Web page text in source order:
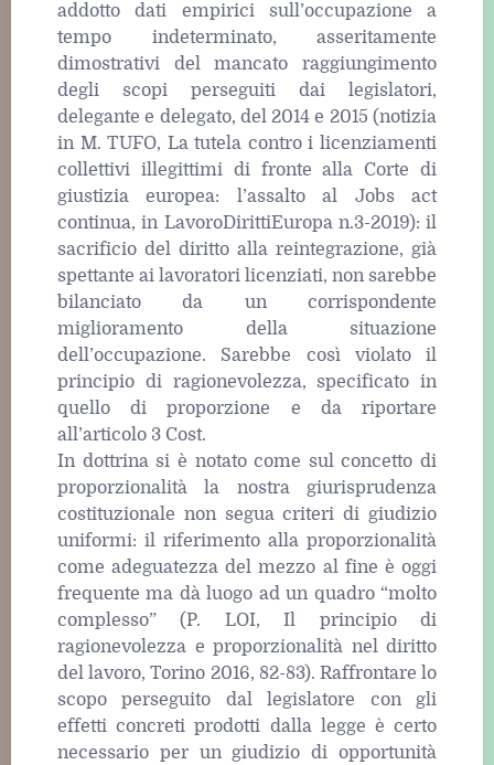
addotto dati empirici sull’occupazione a
tempo indeterminato, asseritamente
dimostrativi del mancato raggiungimento
degli scopi perseguiti dai legislatori,
delegante e delegato, del 2014 e 2015 (notizia
in M. TUFO, La tutela contro i licenziamenti
collettivi illegittimi di fronte alla Corte di
giustizia europea: l’assalto al Jobs act
continua, in LavoroDirittiEuropa n.3-2019): il
sacrificio del diritto alla reintegrazione, già
spettante ai lavoratori licenziati, non sarebbe
bilanciato da un corrispondente
miglioramento della situazione
dell’occupazione. Sarebbe così violato il
principio di ragionevolezza, specificato in
quello di proporzione e da riportare
all’articolo 3 Cost.
In dottrina si è notato come sul concetto di
proporzionalità la nostra giurisprudenza
costituzionale non segua criteri di giudizio
uniformi: il riferimento alla proporzionalità
come adeguatezza del mezzo al fine è oggi
frequente ma dà luogo ad un quadro “molto
complesso” (P. LOI, Il principio di
ragionevolezza e proporzionalità nel diritto
del lavoro, Torino 2016, 82-83). Raffrontare lo
scopo perseguito dal legislatore con gli
effetti concreti prodotti dalla legge è certo
necessario per un giudizio di opportunità